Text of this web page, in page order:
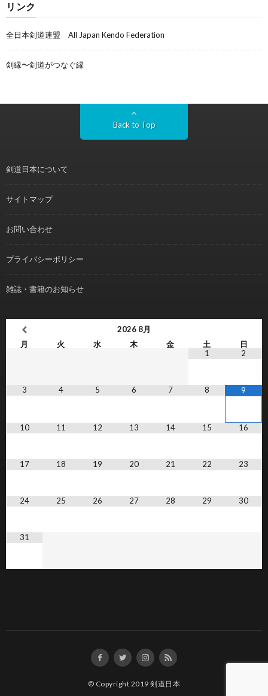
リンク
全日本剣道連盟 All Japan Kendo Federation
剣縁〜剣道がつなぐ縁
Back to Top
剣道日本について
サイトマップ
お問い合わせ
プライバシーポリシー
雑誌・書籍のお知らせ
2026 8月
月
火 水 木 金 土
日
1
2
3 4 5 6 7 8 9
10 11 12 13 14 15 16
17 18 19 20 21 22 23
24 25 26 27 28 29 30
31
© Copyright 2019剣道日本